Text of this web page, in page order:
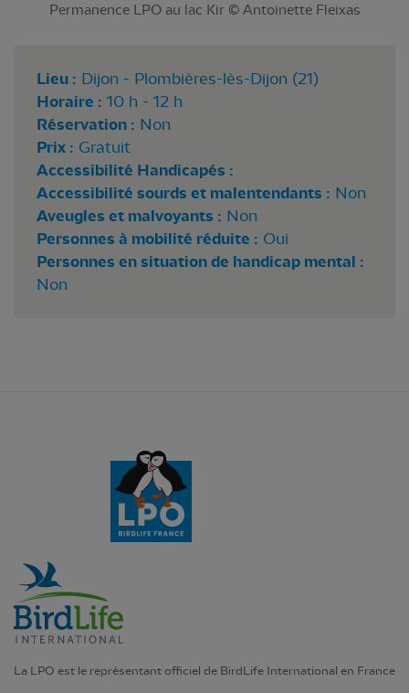
Permanence LPO au lac Kir © Antoinette Fleixas
Lieu : Dijon - Plombières-lès-Dijon (21)
Horaire : 10 h - 12 h
Réservation : Non
Prix : Gratuit
Accessibilité Handicapés :
Accessibilité sourds et malentendants : Non
Aveugles et malvoyants : Non
Personnes à mobilité réduite : Oui
Personnes en situation de handicap mental :
Non
La LPO est le représentant officiel de BirdLife International en France